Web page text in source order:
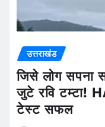
उत्तराखंड
जिसे लोग
जुटे रवि टम्टा!
टेस्ट सफल